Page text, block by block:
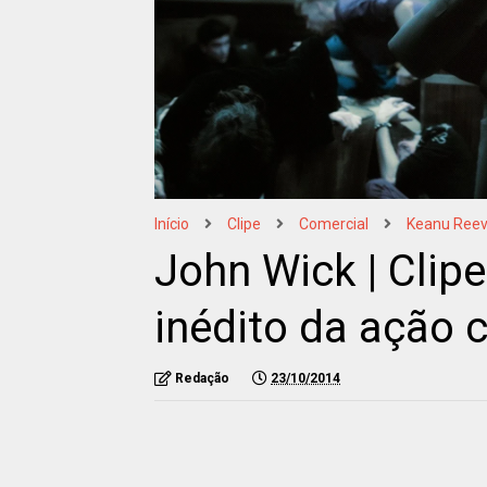
Início Clipe Comercial Keanu
John Wick |
inédito da ação
Redação 23/10/2014